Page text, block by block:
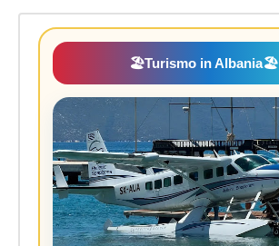
🏖️Turismo in Albania🏖️